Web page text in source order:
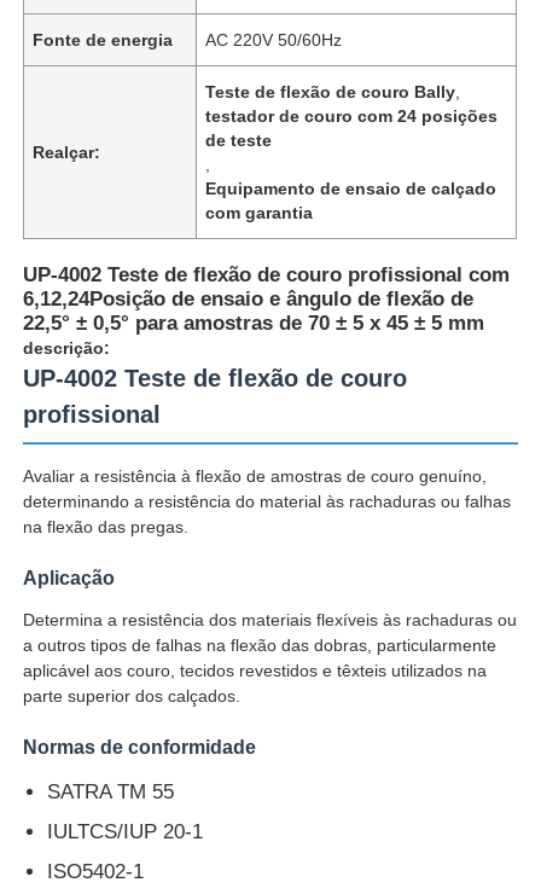
Casa
Produtos
Quem Somos
Controle de Qualidade
Fale Conosco
Fonte de energia AC 220V 50/60Hz
Realçar:
Teste de flexão de couro Bally
testador de couro com 24 posições
de teste
Equipamento de ensaio de calçado
com garantia
UP-4002 Teste de flexão de couro profissional com
6,12,24Posição de ensaio e ângulo de flexão de
22,5° ± 0,5° para amostras de 70 ± 5 x 45 ± 5 mm
descrição:
UP-4002 Teste de flexão de couro
profissional
Avaliar a resistência à flexão de amostras de couro genuíno,
determinando a resistência do material às rachaduras ou falhas
na flexão das pregas.
Aplicação
Determina a resistência dos materiais flexíveis às rachaduras ou
a outros tipos de falhas na flexão das dobras, particularmente
aplicável aos couro, tecidos revestidos e têxteis utilizados na
parte superior dos calçados.
Normas de conformidade
SATRA TM 55
IULTCS/IUP 20-1
ISO5402-1